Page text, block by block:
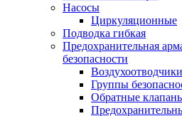
Насосы
Циркуляционные
Подводка гибкая
Предохранительная
безопасности
Воздухоотводчики
Группы
Обратные